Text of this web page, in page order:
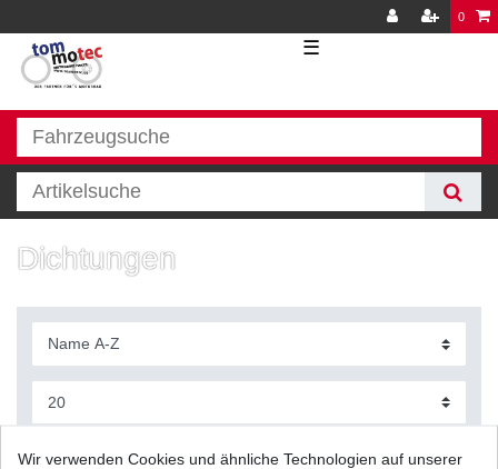
0
☰
Dichtungen
Wir verwenden Cookies und ähnliche Technologien auf unserer